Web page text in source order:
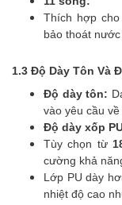
Thích hợp
bảo thoát
1.3 Độ Dày Tôn Và
Độ dày tôn:
vào yêu cầu
Độ dày xốp
Tùy chọn từ
cường khả
Lớp PU dày
nhiệt độ cao